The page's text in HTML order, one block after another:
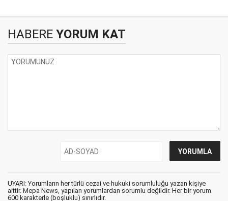
HABERE YORUM KAT
UYARI: Yorumların her türlü cezai ve hukuki sorumluluğu yazan kişiye
aittir. Mepa News, yapılan yorumlardan sorumlu değildir. Her bir yorum
600 karakterle (boşluklu) sınırlıdır.